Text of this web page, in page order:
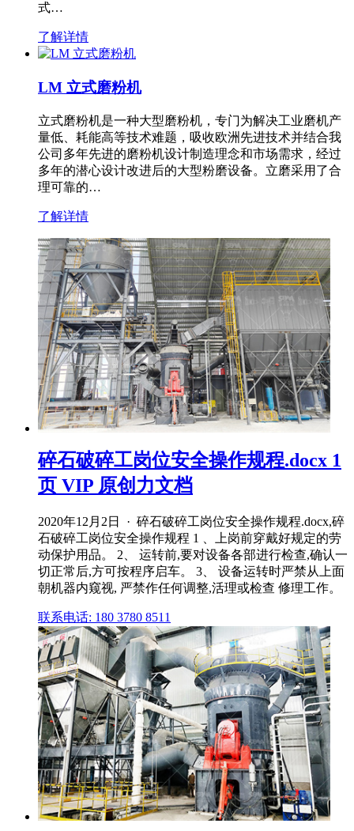
式…
了解详情
LM 立式磨粉机
立式磨粉机是一种大型磨粉机，专门为解决工业磨机产
量低、耗能高等技术难题，吸收欧洲先进技术并结合我
公司多年先进的磨粉机设计制造理念和市场需求，经过
多年的潜心设计改进后的大型粉磨设备。立磨采用了合
理可靠的…
了解详情
碎石破碎工岗位安全操作规程.docx 1
页 VIP 原创力文档
2020年12月2日 · 碎石破碎工岗位安全操作规程.docx,碎
石破碎工岗位安全操作规程 1 、上岗前穿戴好规定的劳
动保护用品。 2、 运转前,要对设备各部进行检查,确认一
切正常后,方可按程序启车。 3、 设备运转时严禁从上面
朝机器内窥视, 严禁作任何调整,活理或检查 修理工作。
联系电话: 180 3780 8511